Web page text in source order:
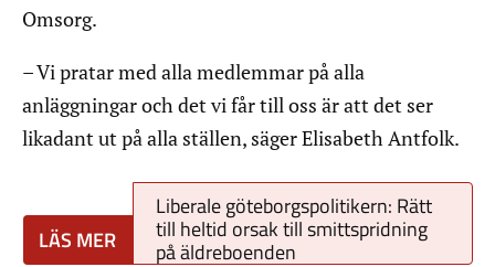
Omsorg.
– Vi pratar med alla medlemmar på alla
anläggningar och det vi får till oss är att det ser
likadant ut på alla ställen, säger Elisabeth Antfolk.
Liberale göteborgspolitikern: Rätt
till heltid orsak till smittspridning
på äldreboenden